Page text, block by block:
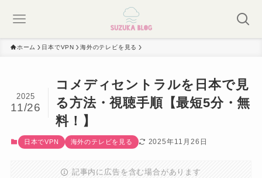
ホーム 日本でVPN 海外のテレビを見る
コメディセントラルを日本で見
る方法・視聴手順【最短5分・無
料！】
2025
11/26
日本でVPN 海外のテレビを見る 2025年11月26日
記事内に広告を含む場合があります